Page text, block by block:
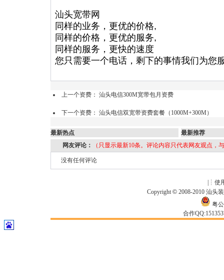
汕头宽带网
同样的业务，更优的价格,
同样的价格，更优的服务,
同样的服务，更快的速度
您只需要一个电话，剩下的事情我们为您
上一个资费： 汕头电信300M宽带包月资费
下一个资费： 汕头电信双宽带资费套餐（1000M+300M）
最新热点
最新推荐
网友评论：
（只显示最新10条。评论内容只代表网友观点，
没有任何评论
|┆ 使
Copyright © 2008-2010 汕头
粤
合作